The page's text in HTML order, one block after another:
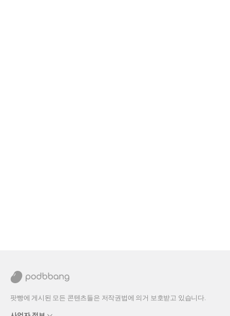
팟빵에 게시된 모든 콘텐츠들은 저작권법에 의거 보호받고 있습니다.